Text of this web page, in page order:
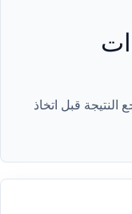
النتيجة قبل اتخاذ